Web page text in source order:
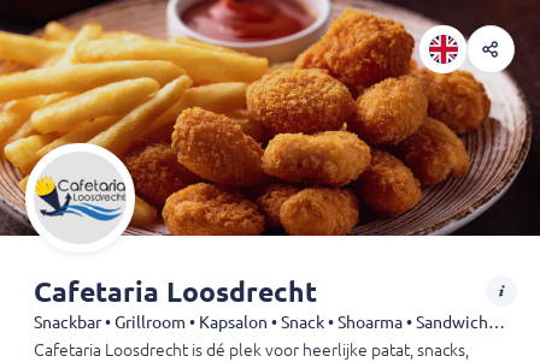
Cafetaria Loosdrecht
Snackbar • Grillroom • Kapsalon • Snack • Shoarma • Sandwiches • Döner • Drinks
Cafetaria Loosdrecht is dé plek voor heerlijke patat, snacks,